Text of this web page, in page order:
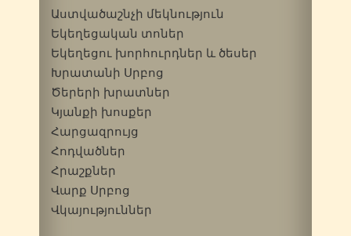
Աստվածաշնչի մեկնություն
Եկեղեցական տոներ
Եկեղեցու խորհուրդներ և ծեսեր
Խրատանի Սրբոց
Ծերերի խրատներ
Կյանքի խոսքեր
Հարցազրույց
Հոդվածներ
Հրաշքներ
Վարք Սրբոց
Վկայություններ